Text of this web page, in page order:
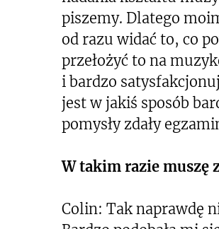
piszemy. Dlatego
od razu widać to, co
przełożyć to na
i bardzo
jest w jakiś sposób
pomysły zdały
W takim razie muszę
Colin: Tak naprawdę